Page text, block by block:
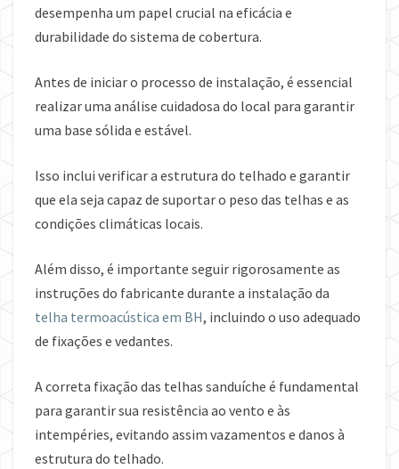
desempenha um papel crucial na eficácia e
durabilidade do sistema de cobertura.
Antes de iniciar o processo de instalação, é essencial
realizar uma análise cuidadosa do local para garantir
uma base sólida e estável.
Isso inclui verificar a estrutura do telhado e garantir
que ela seja capaz de suportar o peso das telhas e as
condições climáticas locais.
Além disso, é importante seguir rigorosamente as
instruções do fabricante durante a instalação da
telha termoacústica em BH, incluindo o uso adequado
de fixações e vedantes.
A correta fixação das telhas sanduíche é fundamental
para garantir sua resistência ao vento e às
intempéries, evitando assim vazamentos e danos à
estrutura do telhado.